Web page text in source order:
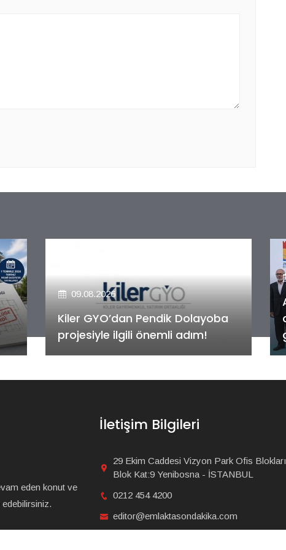
09.08.2026
Alya Merkezefendi Konutları'nın
anahtar teslim töreni
gerçekleştirildi!
eden konut ve
İletişim Bilgileri
29 Ekim Caddesi Vizyon Park Ofis
Blok Kat:9 Yenibosna - İSTANBUL
0212 454 4200
editor@emlaktasondakika.com